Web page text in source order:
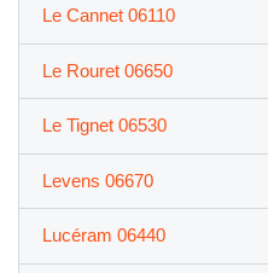
Le Cannet 06110
Le Rouret 06650
Le Tignet 06530
Levens 06670
Lucéram 06440